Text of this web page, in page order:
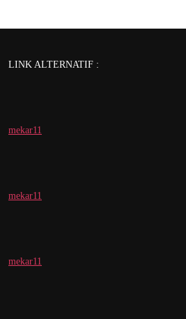
LINK ALTERNATIF :
mekar11
mekar11
mekar11